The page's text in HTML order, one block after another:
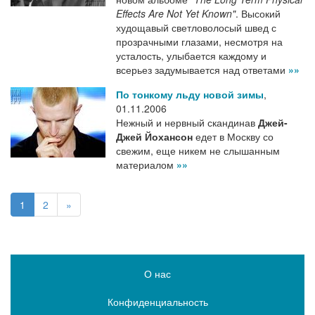
Effects Are Not Yet Known". Высокий
худощавый светловолосый швед с
прозрачными глазами, несмотря на
усталость, улыбается каждому и
всерьез задумывается над ответами »»
По тонкому льду новой зимы,
01.11.2006
Нежный и нервный скандинав Джей-
Джей Йохансон едет в Москву со
свежим, еще никем не слышанным
материалом »»
1 2 »
О нас
Конфиденциальность